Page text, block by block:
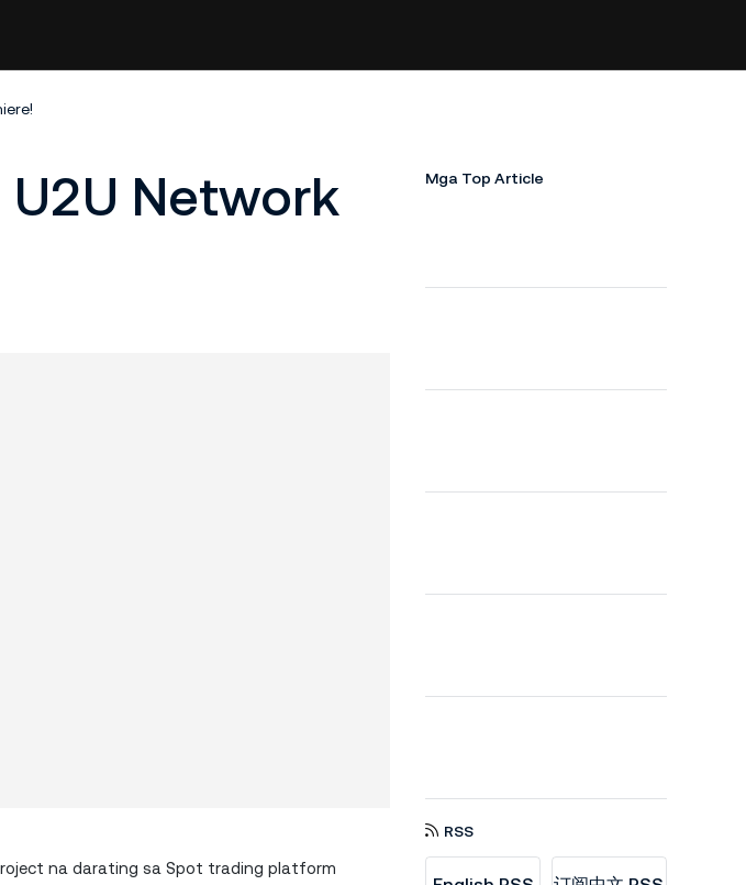
U2U Network
na darating sa Spot trading platform
Mga Top Article
RSS